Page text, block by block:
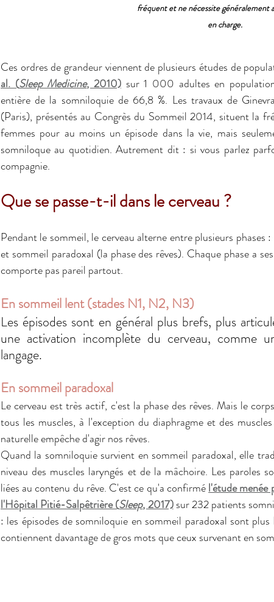
fréquent et ne nécessite généralement
en charge.
Ces ordres de grandeur viennent de plusieurs études de
al. (Sleep Medicine, 2010) sur 1 000 adultes en
entière de la somniloquie de 66,8 %. Les travaux de
(Paris), présentés au Congrès du Sommeil 2014, situent la
femmes pour au moins un épisode dans la vie, mais
somniloque au quotidien. Autrement dit : si vous parlez
compagnie.
Que se passe-t-il dans le cerveau ?
Pendant le sommeil, le cerveau alterne entre plusieurs
et sommeil paradoxal (la phase des rêves). Chaque phase a
comporte pas pareil partout.
En sommeil lent (stades N1, N2, N3)
Les épisodes sont en général plus brefs, plus
une activation incomplète du cerveau, comme
langage.
En sommeil paradoxal
Le cerveau est très actif, c'est la phase des rêves. Mais le
tous les muscles, à l'exception du diaphragme et des
naturelle empêche d'agir nos rêves.
Quand la somniloquie survient en sommeil paradoxal, elle
niveau des muscles laryngés et de la mâchoire. Les paroles
liées au contenu du rêve. C'est ce qu'a confirmé l'étude menée
l'Hôpital Pitié-Salpêtrière (Sleep, 2017) sur 232 patients
: les épisodes de somniloquie en sommeil paradoxal sont
contiennent davantage de gros mots que ceux survenant en